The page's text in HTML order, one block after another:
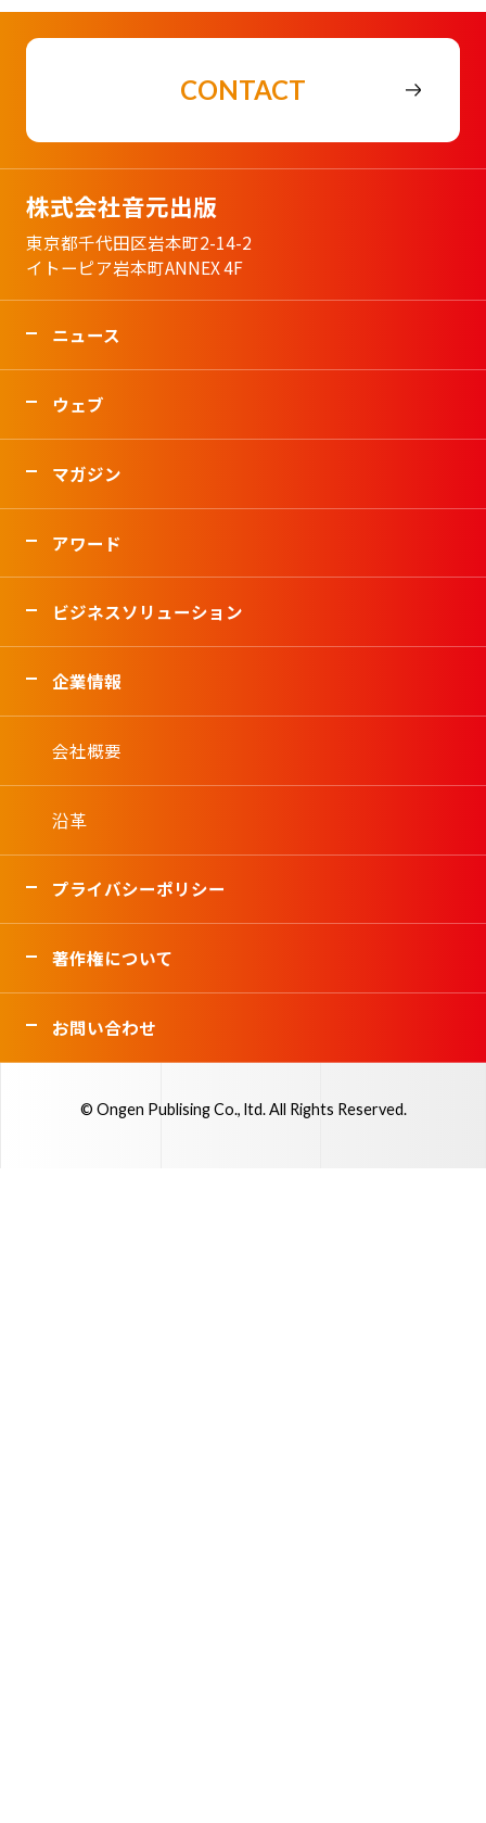
CONTACT
株式会社音元出版
東京都千代田区岩本町2-14-2
イトーピア岩本町ANNEX 4F
ニュース
ウェブ
マガジン
アワード
ビジネスソリューション
企業情報
会社概要
沿革
プライバシーポリシー
著作権について
お問い合わせ
© Ongen Publising Co., ltd. All Rights Reserved.